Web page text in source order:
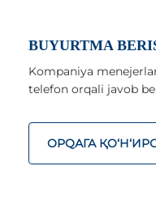
BUYURTMA
Kompaniya
telefon orqali javob
ОРQАГА